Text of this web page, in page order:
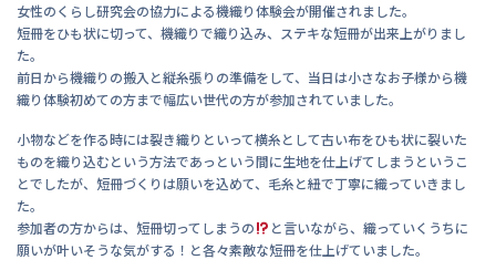
女性のくらし研究会の協力による機織り体験会が開催されました。
短冊をひも状に切って、機織りで織り込み、ステキな短冊が出来上がりまし
た。
前日から機織りの搬入と縦糸張りの準備をして、当日は小さなお子様から機
織り体験初めての方まで幅広い世代の方が参加されていました。
小物などを作る時には裂き織りといって横糸として古い布をひも状に裂いた
ものを織り込むという方法であっという間に生地を仕上げてしまうというこ
とでしたが、短冊づくりは願いを込めて、毛糸と紐で丁寧に織っていきまし
た。
参加者の方からは、短冊切ってしまうの
と言いながら、織っていくうちに
願いが叶いそうな気がする！と各々素敵な短冊を仕上げていました。